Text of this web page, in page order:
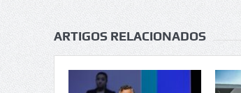
ARTIGOS RELACIONADOS